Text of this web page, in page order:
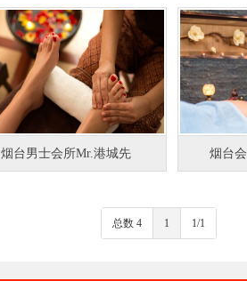
烟台男士会所Mr.港城先 烟台
总数 4 1 1/1